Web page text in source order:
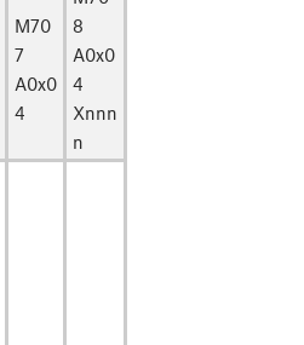
M70
7
A0x0
4
8
A0x0
4
Xnnn
n